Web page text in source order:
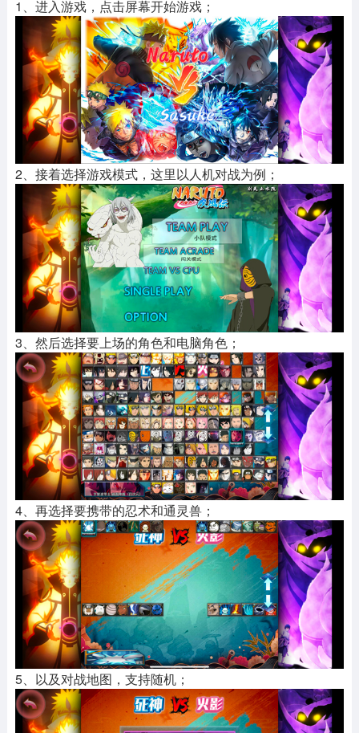
1、进入游戏，点击屏幕开始游戏；
2、接着选择游戏模式，这里以人机对战为例；
3、然后选择要上场的角色和电脑角色；
4、再选择要携带的忍术和通灵兽；
5、以及对战地图，支持随机；